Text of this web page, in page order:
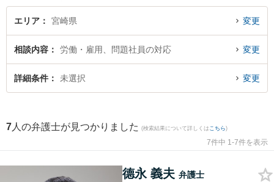
関係する不当解雇や退職勧奨、内定取消等の細かな分野での絞り込み検索もで
き便利です。特にベリーベスト法律事務所 宮崎オフィスの德永 義夫弁護士やA
日や夜間に発生した問題社員の対応のトラブルを今すぐに弁護士に相談した
い』『問題社員の対応のトラブル解決の実績豊富な近くの弁護士を検索した
い』『初回相談無料で問題社員の対応を法律相談できる宮崎県内の弁護士に相
エリア 宮崎県 変更
相談内容 労働・雇用、問題社員の対応 変更
詳細条件 未選択 変更
7 人の弁護士が見つかりました (検索結果について詳しくは こちら)
7件中 1-7件を表示
德永 義夫 弁護士